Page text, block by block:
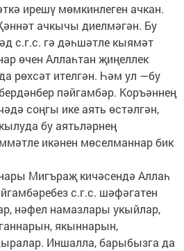
ирешү мөмкинлеген ачкан.
ачкычы диелмәгән. Бу
с.г.с. гә дәһшәтле кыямәт
өчен Аллаһтан җиңеллек
рөхсәт ителгән. Һәм ул —бу
пәйгамбәр. Коръәннең
соңгы ике аять өстәлгән,
бу аятьләрнең
икәнен мөселманнар бик
Мигъраҗ кичәсендә Аллаһ
с.г.с. шәфәгатен
нәфел намазлары укыйлар,
якыннарын,
Иншалла, барыбызга да